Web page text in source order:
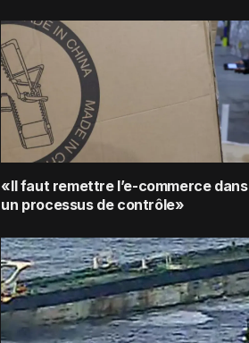
«Il faut remettre l’e-commerce dans
un processus de contrôle»